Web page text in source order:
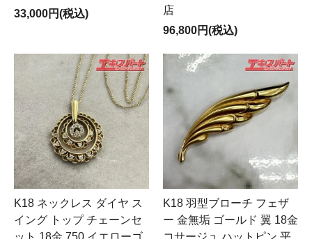
33,000円(税込)
店
96,800円(税込)
K18 ネックレス ダイヤ ス
イング トップ チェーンセ
ット 18金 750 イエローゴ
K18 羽型ブローチ フェザ
ー 金無垢 ゴールド 翼 18金
コサージュ ハットピン 平